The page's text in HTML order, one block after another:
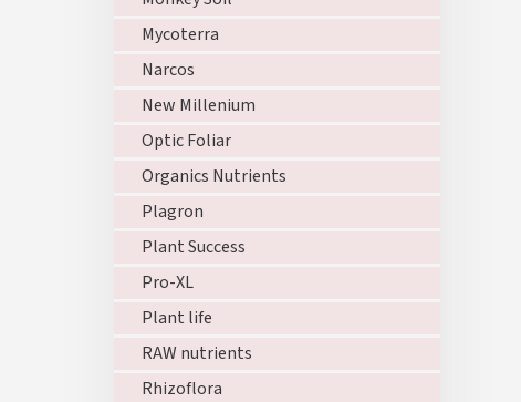
Mycoterra
Narcos
New Millenium
Optic Foliar
Organics Nutrients
Plagron
Plant Success
Pro-XL
Plant life
RAW nutrients
Rhizoflora